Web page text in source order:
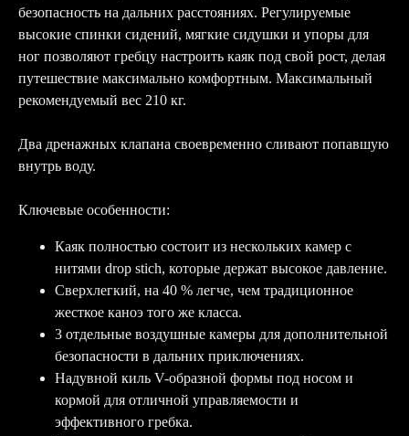
безопасность на дальних расстояниях. Регулируемые
высокие спинки сидений, мягкие сидушки и упоры для
ног позволяют гребцу настроить каяк под свой рост, делая
путешествие максимально комфортным. Максимальный
рекомендуемый вес 210 кг.
Два дренажных клапана своевременно сливают попавшую
внутрь воду.
Ключевые особенности:
Каяк полностью состоит из нескольких камер с
нитями drop stich, которые держат высокое давление.
Сверхлегкий, на 40 % легче, чем традиционное
жесткое каноэ того же класса.
3 отдельные воздушные камеры для дополнительной
безопасности в дальних приключениях.
Надувной киль V-образной формы под носом и
кормой для отличной управляемости и
эффективного гребка.